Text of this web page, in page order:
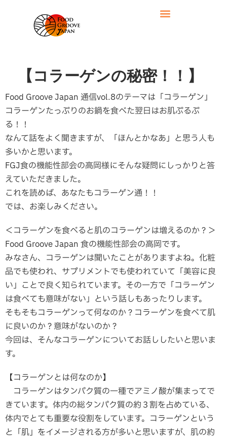
【コラーゲンの秘密！！】
Food Groove Japan 通信vol.8のテーマは「コラーゲン」
コラーゲンたっぷりのお鍋を食べた翌日はお肌ぷるぷ
る！！
なんて話をよく聞きますが、「ほんとかなあ」と思う人も
多いかと思います。
FGJ食の機能性部会の高岡様にそんな疑問にしっかりと答
えていただきました。
これを読めば、あなたもコラーゲン通！！
では、お楽しみください。
＜コラーゲンを食べると肌のコラーゲンは増えるのか？＞
Food Groove Japan 食の機能性部会の高岡です。
みなさん、コラーゲンは聞いたことがありますよね。化粧
品でも使われ、サプリメントでも使われていて「美容に良
い」ことで良く知られています。その一方で「コラーゲン
は食べても意味がない」という話しもあったりします。
そもそもコラーゲンって何なのか？コラーゲンを食べて肌
に良いのか？意味がないのか？
今回は、そんなコラーゲンについてお話ししたいと思いま
す。
【コラーゲンとは何なのか】
コラーゲンはタンパク質の一種でアミノ酸が集まってで
きています。体内の総タンパク質の約３割を占めている、
体内でとても重要な役割をしています。コラーゲンという
と「肌」をイメージされる方が多いと思いますが、肌の約